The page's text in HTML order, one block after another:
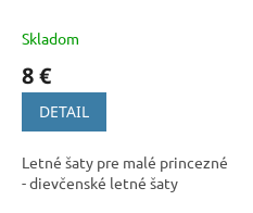
Skladom
8 €
DETAIL
Letné šaty pre malé princezné
- dievčenské letné šaty